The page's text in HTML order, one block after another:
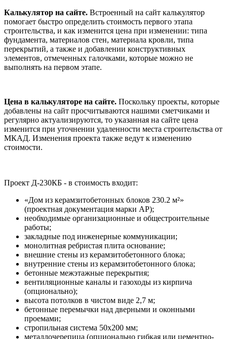
Калькулятор на сайте. Встроенный на сайт калькулятор
помогает быстро определить стоимость первого этапа
строительства, и как изменится цена при изменении: типа
фундамента, материалов стен, материала кровли, типа
перекрытий, а также и добавлении конструктивных
элементов, отмеченных галочками, которые можно не
выполнять на первом этапе.
Цена в калькуляторе на сайте. Поскольку проекты, которые
добавлены на сайт просчитываются нашими сметчиками и
регулярно актуализируются, то указанная на сайте цена
изменится при уточнении удаленности места строительства от
МКАД. Изменения проекта также ведут к изменению
стоимости.
Проект Д-230КБ - в стоимость входит:
«Дом из керамзитобетонных блоков 230.2 м²»
(проектная документация марки АР);
необходимые организационные и общестроительные
работы;
закладные под инженерные коммуникации;
монолитная ребристая плита основание;
внешние стены из керамзитобетонного блока;
внутренние стены из керамзитобетонного блока;
бетонные межэтажные перекрытия;
вентиляционные каналы и газоходы из кирпича
(опционально);
высота потолков в чистом виде 2,7 м;
бетонные перемычки над дверными и оконными
проемами;
стропильная система 50х200 мм;
металлочерепица (опционально гибкая или цементно-